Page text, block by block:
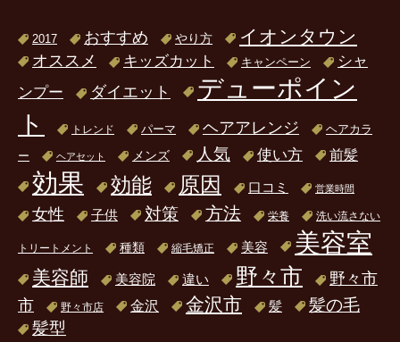
2017 おすすめ やり方 イオンタウン
オススメ キッズカット キャンペーン
シャ
ンプー
ダイエット
デューポイン
ト
トレンド パーマ ヘアアレンジ
ヘアカラ
ー
ヘアセット メンズ 人気 使い方 前髪
効果 効能 原因 口コミ 営業時間
女性 子供 対策 方法 栄養 洗い流さない
トリートメント 種類 縮毛矯正 美容 美容室
美容師 美容院 違い 野々市
野々市
市
野々市店 金沢 金沢市 髪
髪の毛
髪型